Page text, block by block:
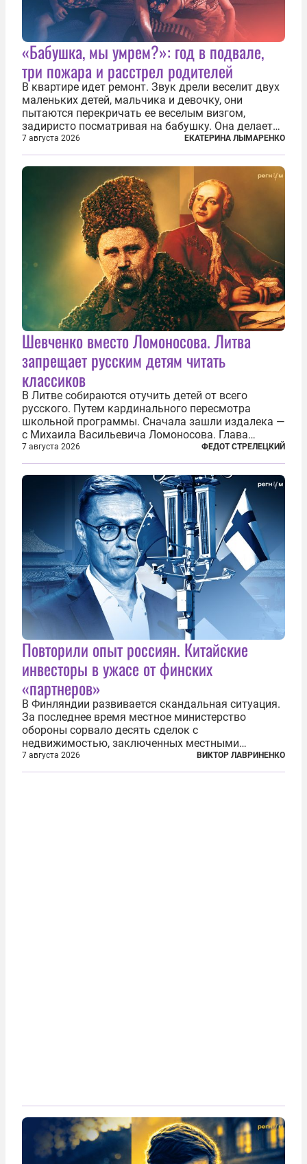
«Бабушка, мы умрем?»: год в подвале,
три пожара и расстрел родителей
В квартире идет ремонт. Звук дрели веселит двух
маленьких детей, мальчика и девочку, они
пытаются перекричать ее веселым визгом,
задиристо посматривая на бабушку. Она делает
им замечание, но внуки чувствуют, что она
сердится невсерьез. И это правда: дрель, конечно,
сверлит противно, но всё...
7 августа 2026 ЕКАТЕРИНА ЛЫМАРЕНКО
Шевченко вместо Ломоносова. Литва
запрещает русским детям читать
классиков
В Литве собираются отучить детей от всего
русского. Путем кардинального пересмотра
школьной программы. Сначала зашли издалека —
с Михаила Васильевича Ломоносова. Глава
правительства Литвы Миндаугас Синкявичюс
предложил исключить его тексты из программ
общего образования. Мотивировал он это тем,
7 августа 2026 ФЕДОТ СТРЕЛЕЦКИЙ
Повторили опыт россиян. Китайские
инвесторы в ужасе от финских
«партнеров»
В Финляндии развивается скандальная ситуация.
За последнее время местное министерство
обороны сорвало десять сделок с
недвижимостью, заключенных местными
фирмами с китайским капиталом. Чиновники
заявили, что они могли заключаться с целью
7 августа 2026 ВИКТОР ЛАВРИНЕНКО